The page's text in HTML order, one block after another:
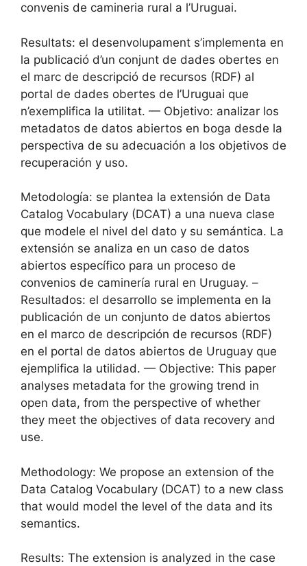
convenis de camineria rural a l’Uruguai.
Resultats: el desenvolupament s’implementa en
la publicació d’un conjunt de dades obertes en
el marc de descripció de recursos (RDF) al
portal de dades obertes de l’Uruguai que
n’exemplifica la utilitat. — Objetivo: analizar los
metadatos de datos abiertos en boga desde la
perspectiva de su adecuación a los objetivos de
recuperación y uso.
Metodología: se plantea la extensión de Data
Catalog Vocabulary (DCAT) a una nueva clase
que modele el nivel del dato y su semántica. La
extensión se analiza en un caso de datos
abiertos específico para un proceso de
convenios de caminería rural en Uruguay. –
Resultados: el desarrollo se implementa en la
publicación de un conjunto de datos abiertos
en el marco de descripción de recursos (RDF)
en el portal de datos abiertos de Uruguay que
ejemplifica la utilidad. — Objective: This paper
analyses metadata for the growing trend in
open data, from the perspective of whether
they meet the objectives of data recovery and
use.
Methodology: We propose an extension of the
Data Catalog Vocabulary (DCAT) to a new class
that would model the level of the data and its
semantics.
Results: The extension is analyzed in the case